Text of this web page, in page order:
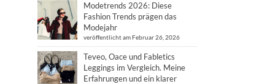
Modetrends 2026: Diese
Fashion Trends prägen das
Modejahr
veröffentlicht am Februar 26, 2026
Teveo, Oace und Fabletics
Leggings im Vergleich. Meine
Erfahrungen und ein klarer